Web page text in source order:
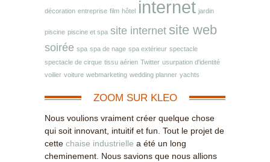
décoration entreprise film hôtel internet jardin
piscine piscine et spa site internet site web
soirée spa spa de nage spa extérieur spectacle
spectacle de cirque tissu aérien Twitter usurpation d'identité
voilier voiture webmarketing wedding planner yachts
ZOOM SUR KLEO
Nous voulions vraiment créer quelque chose
qui soit innovant, intuitif et fun. Tout le projet de
cette chaise industrielle a été un long
cheminement. Nous savions que nous allions